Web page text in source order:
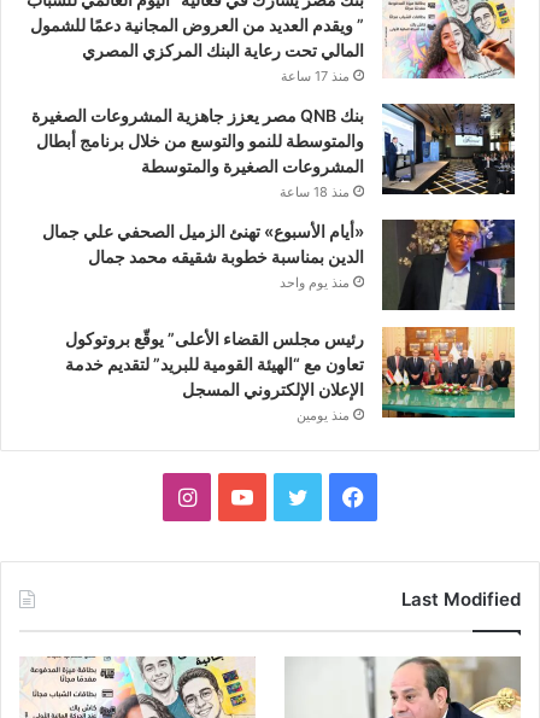
” ويقدم العديد من العروض المجانية دعمًا للشمول
المالي تحت رعاية البنك المركزي المصري
منذ 17 ساعة
بنك QNB مصر يعزز جاهزية المشروعات الصغيرة
والمتوسطة للنمو والتوسع من خلال برنامج أبطال
المشروعات الصغيرة والمتوسطة
منذ 18 ساعة
«أيام الأسبوع» تهنئ الزميل الصحفي علي جمال
الدين بمناسبة خطوبة شقيقه محمد جمال
منذ يوم واحد
رئيس مجلس القضاء الأعلى” يوقّع بروتوكول
تعاون مع “الهيئة القومية للبريد” لتقديم خدمة
الإعلان الإلكتروني المسجل
منذ يومين
فيسبوك تويتر يوتيوبانستقرام
Last Modified